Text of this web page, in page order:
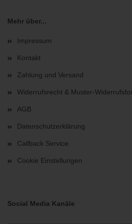
Mehr über...
Impressum
Kontakt
Zahlung und Versand
Widerrufsrecht & Muster-
AGB
Datenschutzerklärung
Callback Service
Cookie Einstellungen
Social Media Kanäle